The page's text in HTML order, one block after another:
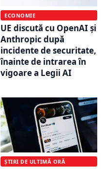
ECONOMIE
UE discută cu OpenAI și
Anthropic după
incidente de securitate,
înainte de intrarea în
vigoare a Legii AI
ȘTIRI DE ULTIMĂ ORĂ